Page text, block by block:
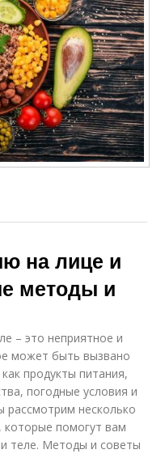
на лице и
методы и
– это неприятное и
может быть вызвано
продукты питания,
погодные условия и
рассмотрим несколько
помогут вам
и теле. Методы и советы